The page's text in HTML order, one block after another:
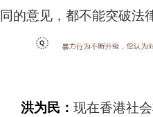
同的意见，都不能突破法
洪为民： 现在香港社